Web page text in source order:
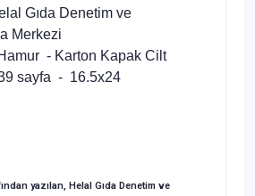
Gıda Denetim ve
Merkezi
- Karton Kapak Cilt
sayfa - 16.5x24
yazılan, Helal Gıda Denetim ve